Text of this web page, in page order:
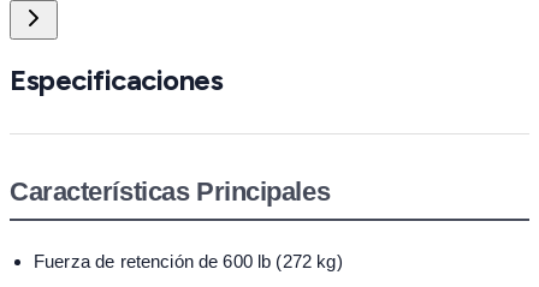
Especificaciones
Características Principales
Fuerza de retención de 600 lb (272 kg)